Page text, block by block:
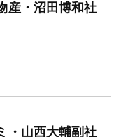
産・沼田博和社
・山西大輔副社